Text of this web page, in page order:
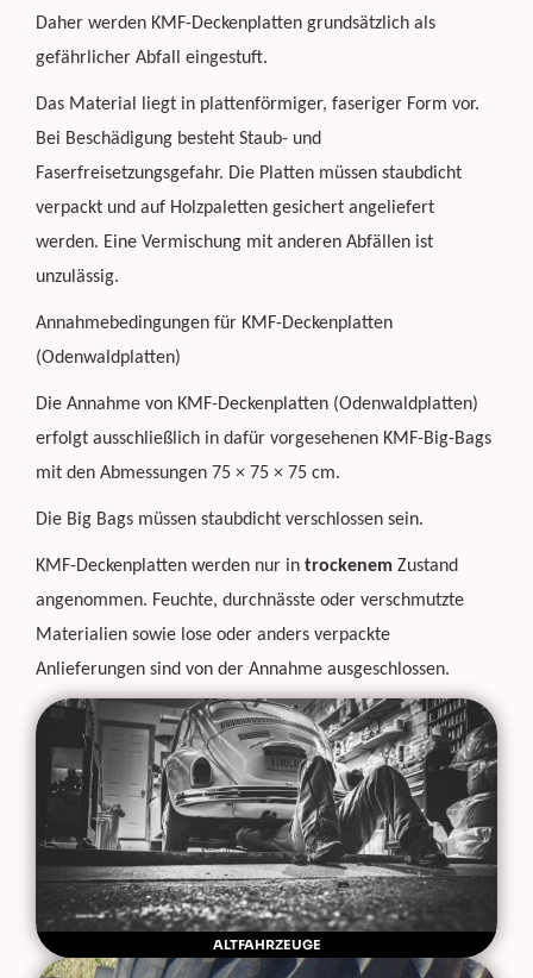
Daher werden KMF-Deckenplatten grundsätzlich als
gefährlicher Abfall eingestuft.
Das Material liegt in plattenförmiger, faseriger Form vor.
Bei Beschädigung besteht Staub- und
Faserfreisetzungsgefahr. Die Platten müssen staubdicht
verpackt und auf Holzpaletten gesichert angeliefert
werden. Eine Vermischung mit anderen Abfällen ist
unzulässig.
Annahmebedingungen für KMF-Deckenplatten
(Odenwaldplatten)
Die Annahme von KMF-Deckenplatten (Odenwaldplatten)
erfolgt ausschließlich in dafür vorgesehenen KMF-Big-Bags
mit den Abmessungen 75 × 75 × 75 cm.
Die Big Bags müssen staubdicht verschlossen sein.
KMF-Deckenplatten werden nur in trockenem Zustand
angenommen. Feuchte, durchnässte oder verschmutzte
Materialien sowie lose oder anders verpackte
Anlieferungen sind von der Annahme ausgeschlossen.
ALTFAHRZEUGE